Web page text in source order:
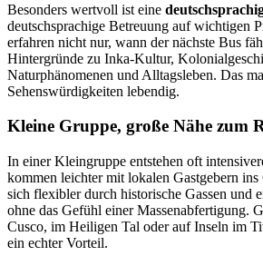
Besonders wertvoll ist eine
deutschsprachige Betreuung auf wichtigen
erfahren nicht nur, wann der nächste Bus
Hintergründe zu Inka-Kultur,
Naturphänomenen und Alltagsleben. Das
Sehenswürdigkeiten lebendig.
Kleine Gruppe, große Nähe zum
In einer Kleingruppe entstehen oft
kommen leichter mit lokalen Gastgebern ins
sich flexibler durch historische Gassen und
ohne das Gefühl einer Massenabfertigung.
Cusco, im Heiligen Tal oder auf Inseln im
ein echter Vorteil.